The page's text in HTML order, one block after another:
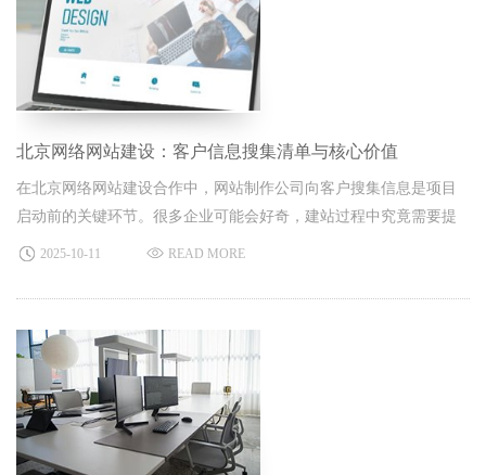
北京网络网站建设：客户信息搜集清单与核心价值
在北京网络网站建设合作中，网站制作公司向客户搜集信息是项目
启动前的关键环节。很多企业可能会好奇，建站过程中究竟需要提
供哪些资料？
2025-10-11 READ MORE